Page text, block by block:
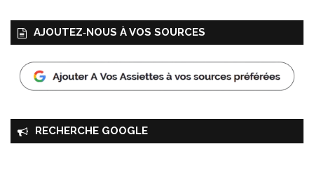
e
AJOUTEZ‑NOUS À VOS SOURCES
RECHERCHE GOOGLE